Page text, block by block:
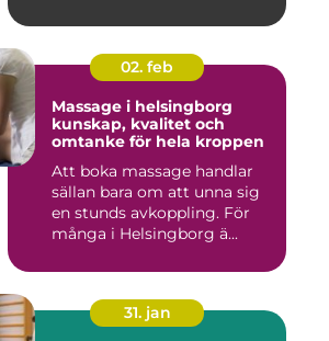
02. feb
Massage i helsingborg
kunskap, kvalitet och
omtanke för hela kroppen
Att boka massage handlar
sällan bara om att unna sig
en stunds avkoppling. För
många i Helsingborg ä...
31. jan